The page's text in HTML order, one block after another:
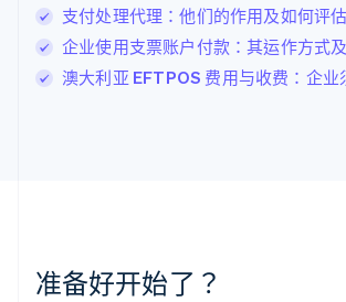
支付处理代理：他们的作用及如何评估
企业使用支票账户付款：其运作方式
澳大利亚 EFTPOS 费用与收费：企业
准备好开始了？
卢森堡
罗马尼亚
English
挪威